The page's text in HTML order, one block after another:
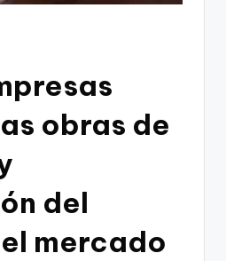
obras de
del
mercado